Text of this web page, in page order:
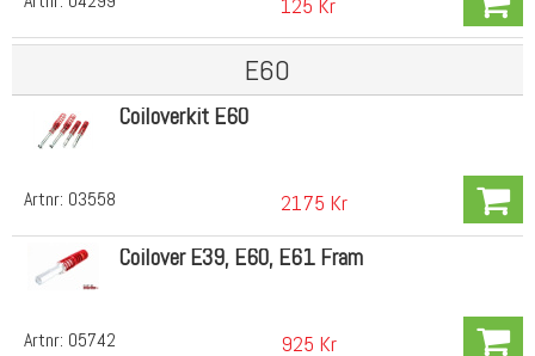
E60
Artnr: 03558
Coiloverkit E60
2175 Kr
Artnr: 05742
Coilover E39, E60, E61 Fram
925 Kr